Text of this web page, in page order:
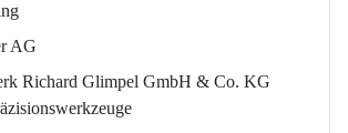
AG
Richard Glimpel GmbH & Co. KG